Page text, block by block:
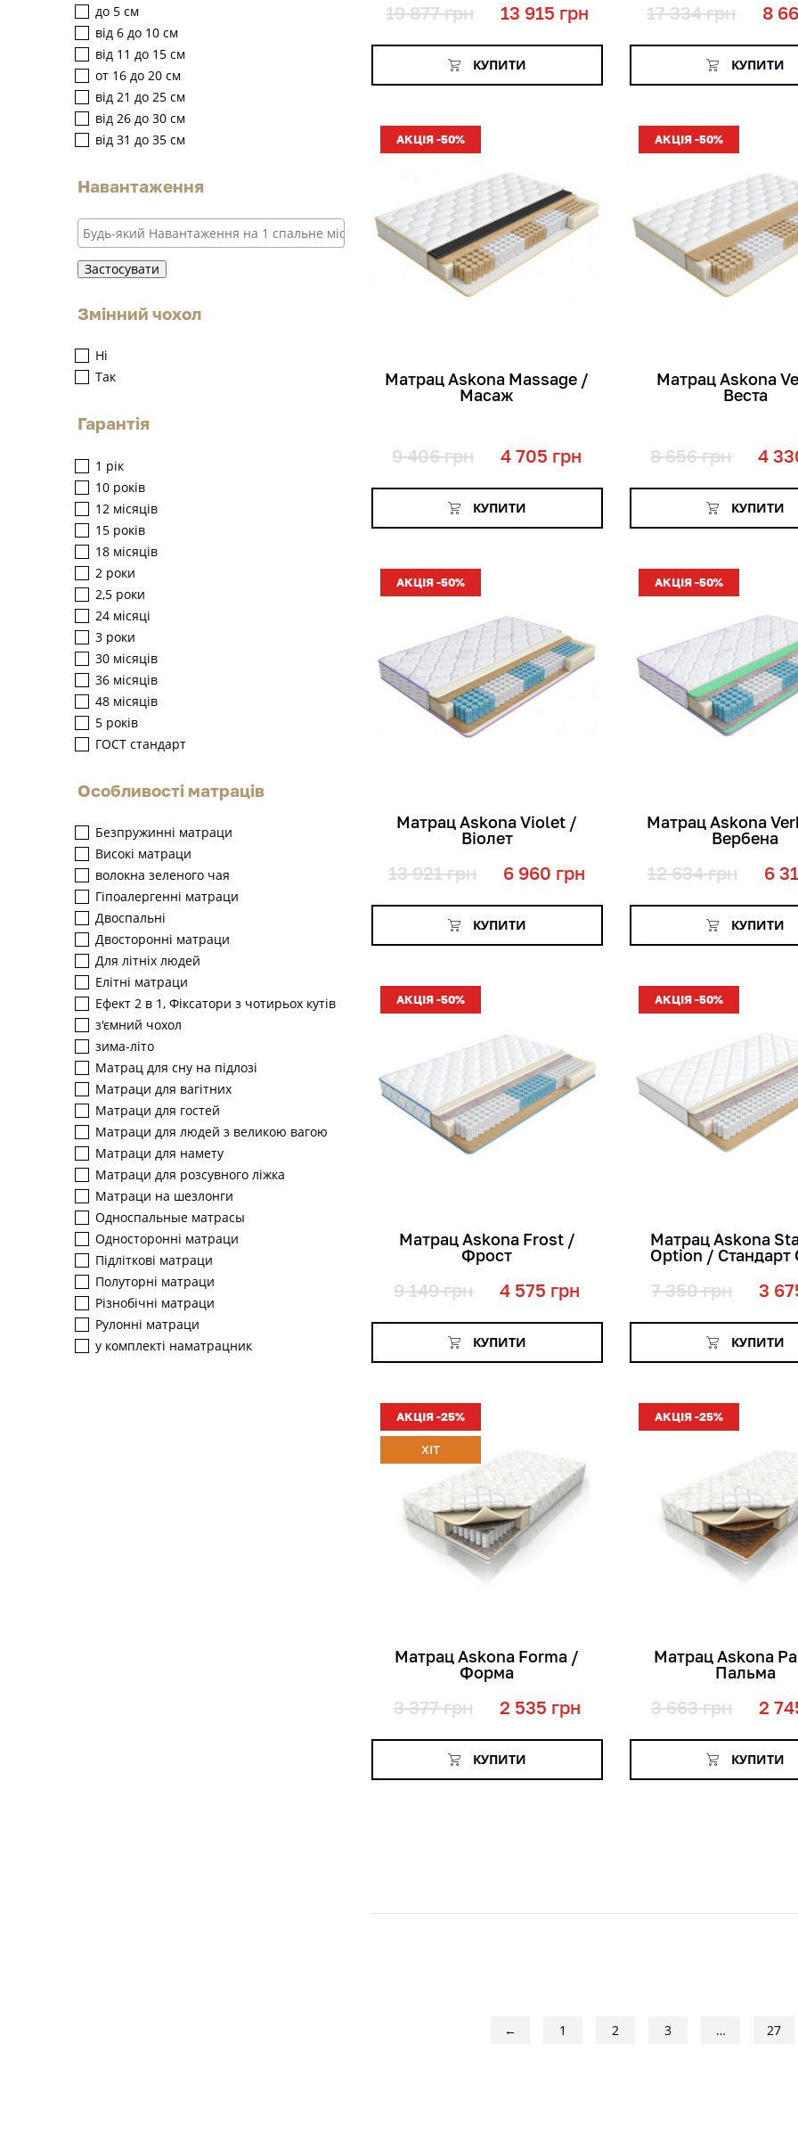
19 877грн 13 915 грн
КУПИТИ
17 334грн 8
КУПИТИ
АКЦІЯ -50%
Матрац Askona Massage /
Масаж
9 406грн 4 705 грн
КУПИТИ
АКЦІЯ -50%
Матрац Askona
Веста
8 656грн 4
КУПИТИ
АКЦІЯ -50%
Матрац Askona Violet /
Віолет
13 921грн 6 960 грн
КУПИТИ
АКЦІЯ -50%
Матрац Askona
Вербена
12 634грн 6
КУПИТИ
АКЦІЯ -50%
Матрац Askona Frost /
Фрост
9 149грн 4 575 грн
КУПИТИ
АКЦІЯ -50%
Матрац Askona
Option /
7 350грн 3
КУПИТИ
АКЦІЯ -25%
ХІТ
Матрац Askona Forma /
Форма
3 377грн 2 535 грн
КУПИТИ
АКЦІЯ -25%
Матрац Askona
Пальма
3 663грн 2
КУПИТИ
← 1 2 3 … 27
до 5 см
від 6 до 10 см
від 11 до 15 см
от 16 до 20 см
від 21 до 25 см
від 26 до 30 см
від 31 до 35 см
Навантаження
Застосувати
Змінний чохол
Ні
Так
Гарантія
1 рік
10 років
12 місяців
15 років
18 місяців
2 роки
2,5 роки
24 місяці
3 роки
30 місяців
36 місяців
48 місяців
5 років
ГОСТ стандарт
Особливості матраців
Безпружинні матраци
Високі матраци
волокна зеленого чая
Гіпоалергенні матраци
Двоспальні
Двосторонні матраци
Для літніх людей
Елітні матраци
Ефект 2 в 1, Фіксатори з чотирьох кутів
з'ємний чохол
зима-літо
Матрац для сну на підлозі
Матраци для вагітних
Матраци для гостей
Матраци для людей з великою вагою
Матраци для намету
Матраци для розсувного ліжка
Матраци на шезлонги
Односпальные матрасы
Односторонні матраци
Підліткові матраци
Полуторні матраци
Різнобічні матраци
Рулонні матраци
у комплекті наматрацник